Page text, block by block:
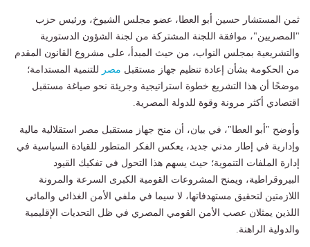
ثمن المستشار حسين أبو العطا، عضو مجلس الشيوخ، ورئيس حزب
"المصريين"، موافقة اللجنة المشتركة من لجنة الشؤون الدستورية
والتشريعية بمجلس النواب، من حيث المبدأ، على مشروع القانون المقدم
من الحكومة بشأن إعادة تنظيم جهاز مستقبل مصر للتنمية المستدامة؛
موضحًا أن هذا التشريع خطوة استراتيجية وجريئة نحو صياغة مستقبل
اقتصادي أكثر مرونة وقوة للدولة المصرية.
​وأوضح "أبو العطا"، في بيان، أن منح جهاز مستقبل مصر استقلالية مالية
وإدارية في إطار مدني جديد، يعكس الفكر المتطور للقيادة السياسية في
إدارة الملفات التنموية؛ حيث يسهم هذا التحول في تفكيك القيود
البيروقراطية، ويمنح المشروعات القومية الكبرى السرعة والمرونة
اللازمتين لتحقيق مستهدفاتها، لا سيما في ملفي الأمن الغذائي والمائي
اللذين يمثلان عصب الأمن القومي المصري في ظل التحديات الإقليمية
والدولية الراهنة.